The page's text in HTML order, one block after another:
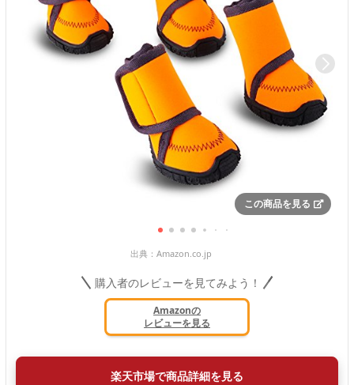
この商品を見る
出典： Amazon.co.jp
購入者のレビューを見てみよう！
Amazonの
レビューを見る
楽天市場で商品詳細を見る